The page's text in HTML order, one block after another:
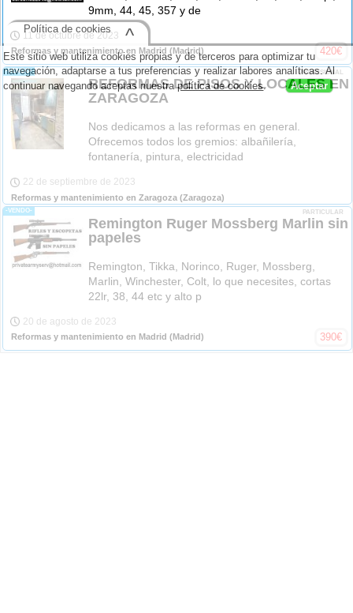
9mm, 44, 45, 357 y de
11 de octubre de 2023
Reformas y mantenimiento en Madrid (Madrid) 420€
-VENDO- PROFESIONAL
REFORMAS DE PISOS Y LOCALES EN
ZARAGOZA
Nos dedicamos a las reformas en general.
Ofrecemos todos los gremios: albañilería,
fontanería, pintura, electricidad
22 de septiembre de 2023
Reformas y mantenimiento en Zaragoza (Zaragoza)
-VENDO- PARTICULAR
Remington Ruger Mossberg Marlin sin
papeles
Remington, Tikka, Norinco, Ruger, Mossberg,
Marlin, Winchester, Colt, lo que necesites, cortas
22lr, 38, 44 etc y alto p
20 de agosto de 2023
Reformas y mantenimiento en Madrid (Madrid) 390€
Este sitio web utiliza cookies propias y de terceros para optimizar tu
navegación, adaptarse a tus preferencias y realizar labores analíticas. Al
continuar navegando aceptas nuestrapolítica de cookies. Aceptar
Política de cookies ^